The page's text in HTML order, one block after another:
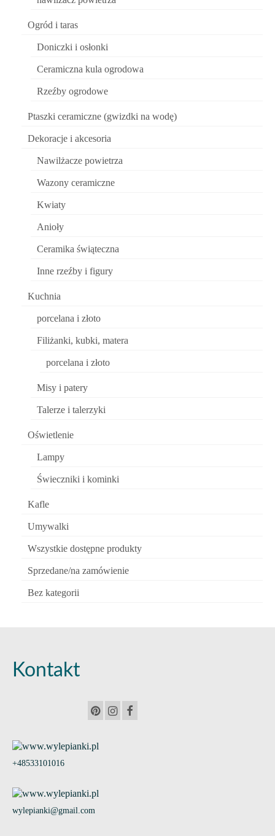
Ogród i taras
Doniczki i osłonki
Ceramiczna kula ogrodowa
Rzeźby ogrodowe
Ptaszki ceramiczne (gwizdki na wodę)
Dekoracje i akcesoria
Nawilżacze powietrza
Wazony ceramiczne
Kwiaty
Anioły
Ceramika świąteczna
Inne rzeźby i figury
Kuchnia
porcelana i złoto
Filiżanki, kubki, matera
porcelana i złoto
Misy i patery
Talerze i talerzyki
Oświetlenie
Lampy
Świeczniki i kominki
Kafle
Umywalki
Wszystkie dostępne produkty
Sprzedane/na zamówienie
Bez kategorii
Kontakt
+48533101016
wylepianki@gmail.com